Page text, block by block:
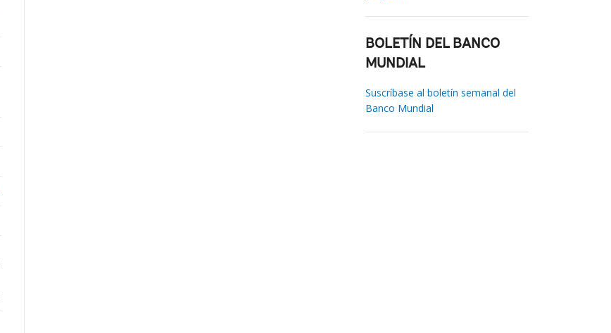
BOLETÍN DEL BANCO
MUNDIAL
Suscríbase al boletín semanal del
Banco Mundial